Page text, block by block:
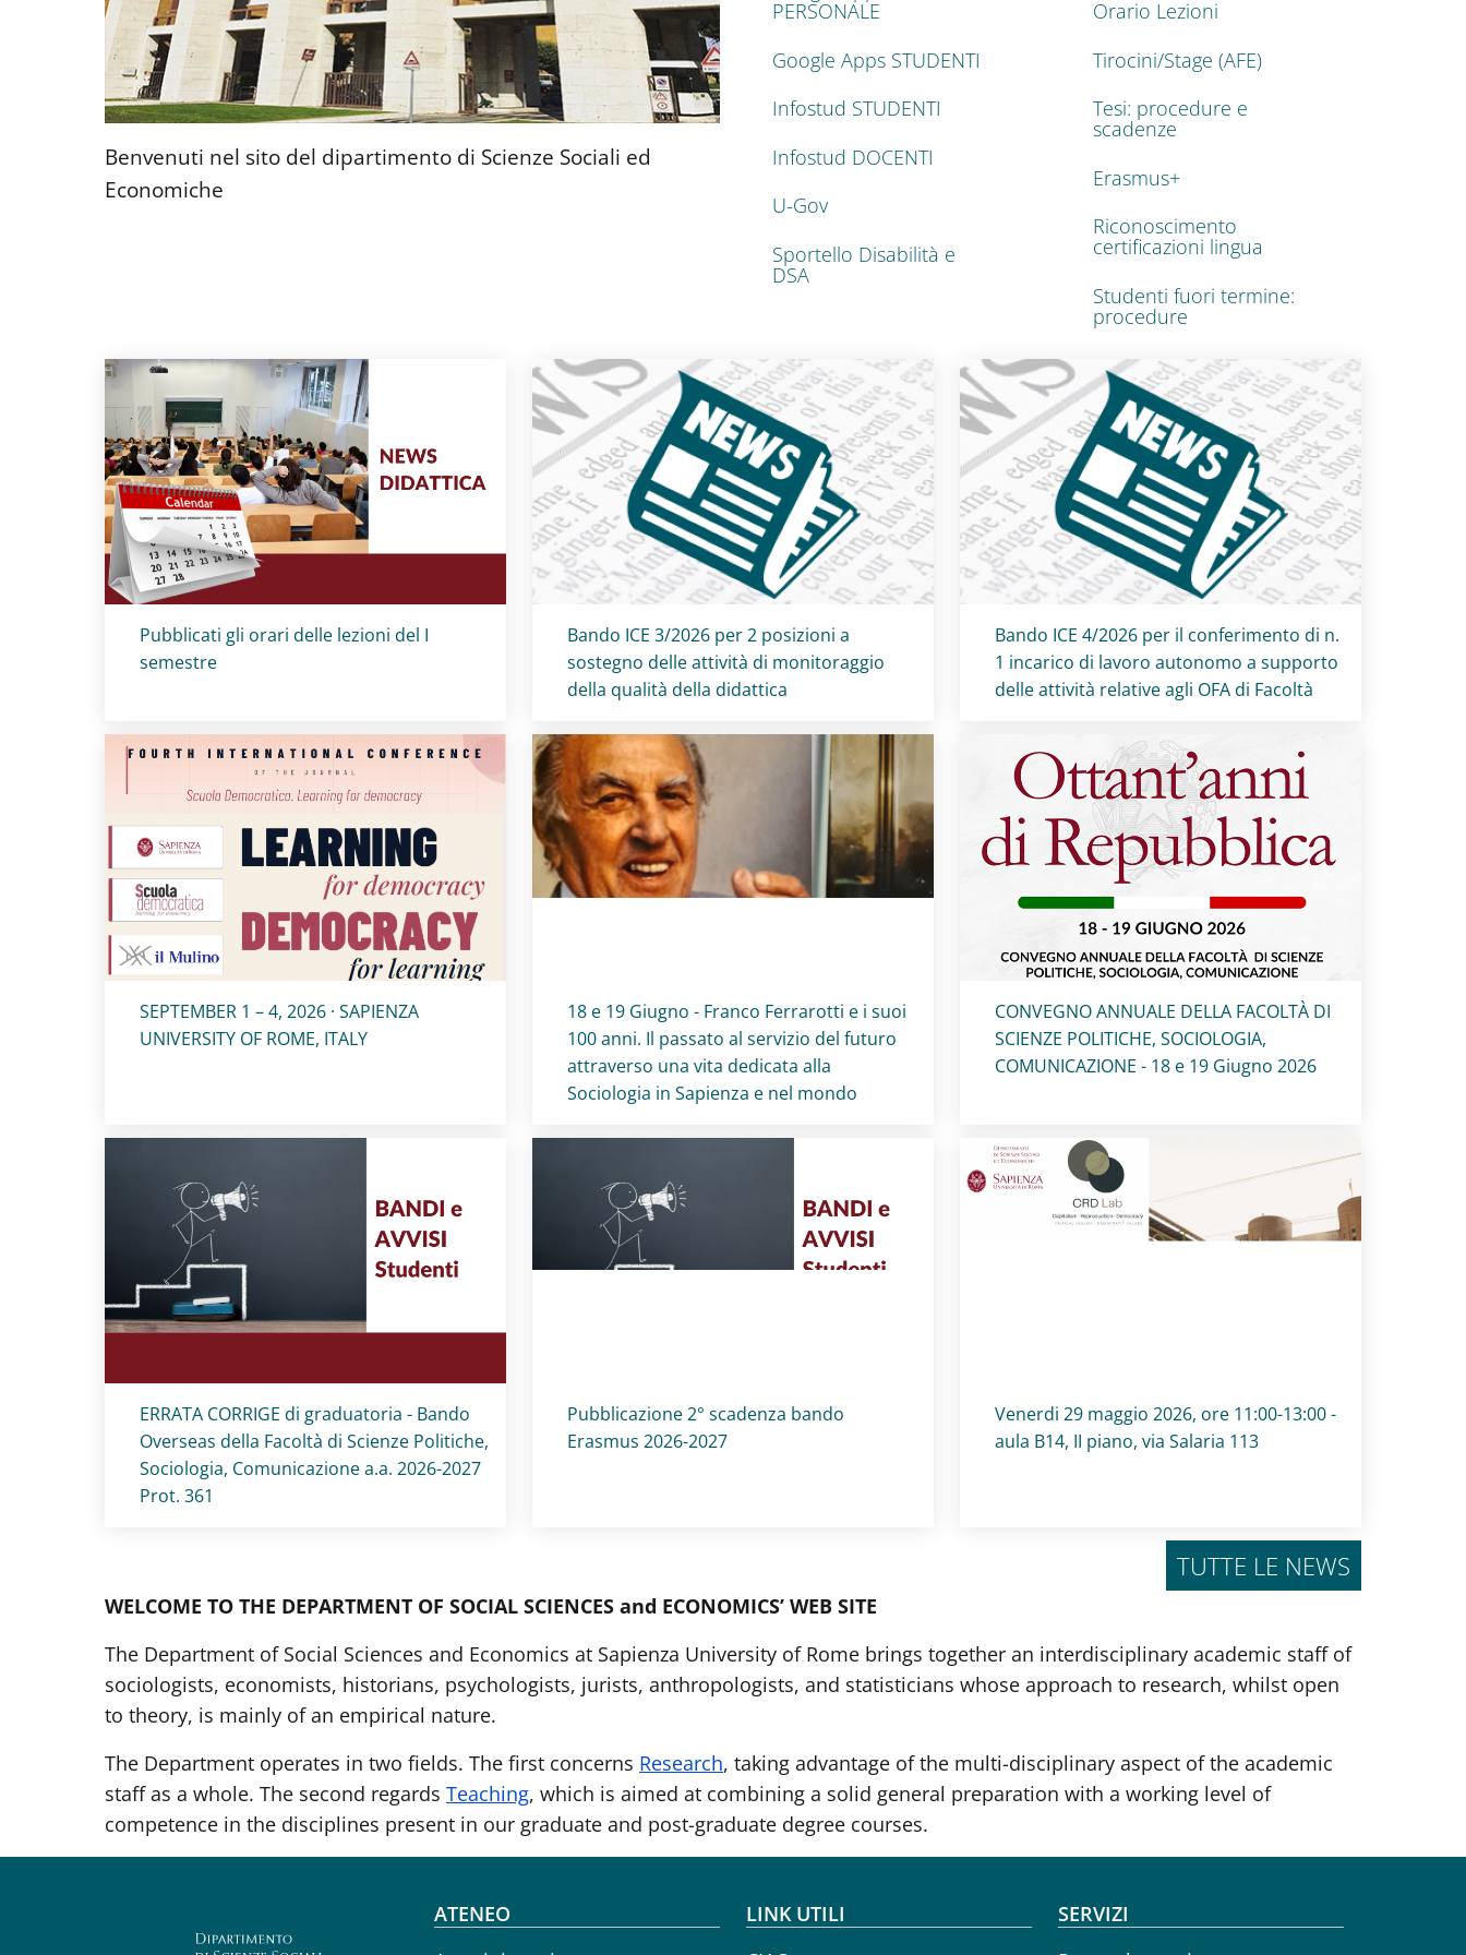
Benvenuti nel sito del dipartimento di Scienze Sociali ed
Economiche
PERSONALE
Google Apps STUDENTI
Infostud STUDENTI
Infostud DOCENTI
U-Gov
Sportello Disabilità e
DSA
Orario Lezioni
Tirocini/Stage (AFE)
Tesi: procedure e
scadenze
Erasmus+
Riconoscimento
certificazioni lingua
Studenti fuori termine:
procedure
Titolo card:
Pubblicati gli orari delle lezioni del I
semestre
Titolo card:
Bando ICE 3/2026 per 2 posizioni a
sostegno delle attività di monitoraggio
della qualità della didattica
Titolo card:
Bando ICE 4/2026 per il conferimento di n.
1 incarico di lavoro autonomo a supporto
delle attività relative agli OFA di Facoltà
Titolo card:
SEPTEMBER 1 – 4, 2026 · SAPIENZA
UNIVERSITY OF ROME, ITALY
Titolo card:
18 e 19 Giugno - Franco Ferrarotti e i suoi
100 anni. Il passato al servizio del futuro
attraverso una vita dedicata alla
Sociologia in Sapienza e nel mondo
Titolo card:
CONVEGNO ANNUALE DELLA FACOLTÀ DI
SCIENZE POLITICHE, SOCIOLOGIA,
COMUNICAZIONE - 18 e 19 Giugno 2026
Titolo card:
ERRATA CORRIGE di graduatoria - Bando
Overseas della Facoltà di Scienze Politiche,
Sociologia, Comunicazione a.a. 2026-2027
Prot. 361
Titolo card:
Pubblicazione 2° scadenza bando
Erasmus 2026-2027
Titolo card :
Venerdi 29 maggio 2026, ore 11:00-13:00 -
aula B14, II piano, via Salaria 113
TUTTE LE NEWS
WELCOME TO THE DEPARTMENT OF SOCIAL SCIENCES and ECONOMICS’ WEB SITE
The Department of Social Sciences and Economics at Sapienza University of Rome brings together an interdisciplinary academic staff of
sociologists, economists, historians, psychologists, jurists, anthropologists, and statisticians whose approach to research, whilst open
to theory, is mainly of an empirical nature.
The Department operates in two fields. The first concerns Research, taking advantage of the multi-disciplinary aspect of the academic
staff as a whole. The second regards Teaching, which is aimed at combining a solid general preparation with a working level of
competence in the disciplines present in our graduate and post-graduate degree courses.
Footer menu
ATENEO
LINK UTILI
SERVIZI